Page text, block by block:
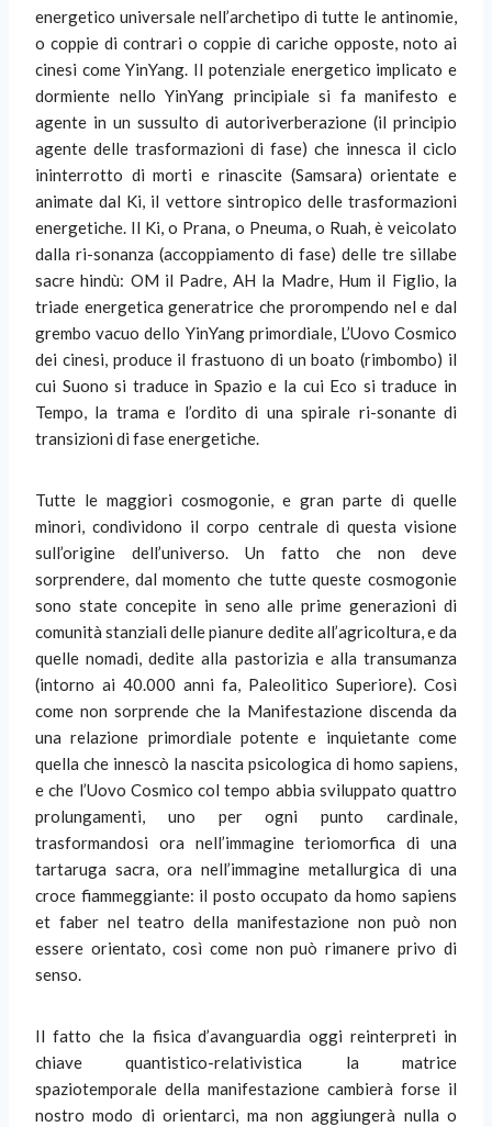
energetico universale nell’archetipo di tutte le antinomie,
o coppie di contrari o coppie di cariche opposte, noto ai
cinesi come YinYang. Il potenziale energetico implicato e
dormiente nello YinYang principiale si fa manifesto e
agente in un sussulto di autoriverberazione (il principio
agente delle trasformazioni di fase) che innesca il ciclo
ininterrotto di morti e rinascite (Samsara) orientate e
animate dal Ki, il vettore sintropico delle trasformazioni
energetiche. Il Ki, o Prana, o Pneuma, o Ruah, è veicolato
dalla ri-sonanza (accoppiamento di fase) delle tre sillabe
sacre hindù: OM il Padre, AH la Madre, Hum il Figlio, la
triade energetica generatrice che prorompendo nel e dal
grembo vacuo dello YinYang primordiale, L’Uovo Cosmico
dei cinesi, produce il frastuono di un boato (rimbombo) il
cui Suono si traduce in Spazio e la cui Eco si traduce in
Tempo, la trama e l’ordito di una spirale ri-sonante di
transizioni di fase energetiche.
Tutte le maggiori cosmogonie, e gran parte di quelle
minori, condividono il corpo centrale di questa visione
sull’origine dell’universo. Un fatto che non deve
sorprendere, dal momento che tutte queste cosmogonie
sono state concepite in seno alle prime generazioni di
comunità stanziali delle pianure dedite all’agricoltura, e da
quelle nomadi, dedite alla pastorizia e alla transumanza
(intorno ai 40.000 anni fa, Paleolitico Superiore). Così
come non sorprende che la Manifestazione discenda da
una relazione primordiale potente e inquietante come
quella che innescò la nascita psicologica di homo sapiens,
e che l’Uovo Cosmico col tempo abbia sviluppato quattro
prolungamenti, uno per ogni punto cardinale,
trasformandosi ora nell’immagine teriomorfica di una
tartaruga sacra, ora nell’immagine metallurgica di una
croce fiammeggiante: il posto occupato da homo sapiens
et faber nel teatro della manifestazione non può non
essere orientato, così come non può rimanere privo di
senso.
Il fatto che la fisica d’avanguardia oggi reinterpreti in
chiave quantistico-relativistica la matrice
spaziotemporale della manifestazione cambierà forse il
nostro modo di orientarci, ma non aggiungerà nulla o